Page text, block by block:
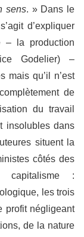
sens. » Dans le
d’expliquer
– la production
Godelier) –
mais qu’il n’est
de
du travail
insolubles dans
situent la
côtés des
capitalisme :
les trois
profit négligeant
de la nature